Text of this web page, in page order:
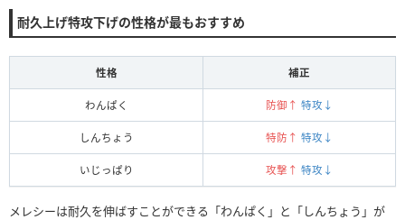
耐久上げ特攻下げの性格が最もおすすめ
性格 補正
わんぱく 防御↑ 特攻↓
しんちょう 特防↑ 特攻↓
いじっぱり 攻撃↑ 特攻↓
メレシーは耐久を伸ばすことができる「わんぱく」と「しんちょう」が